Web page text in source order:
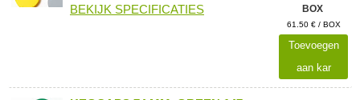
BEKIJK SPECIFICATIES
BOX
61.50 € / BOX
Toevoegen
aan kar